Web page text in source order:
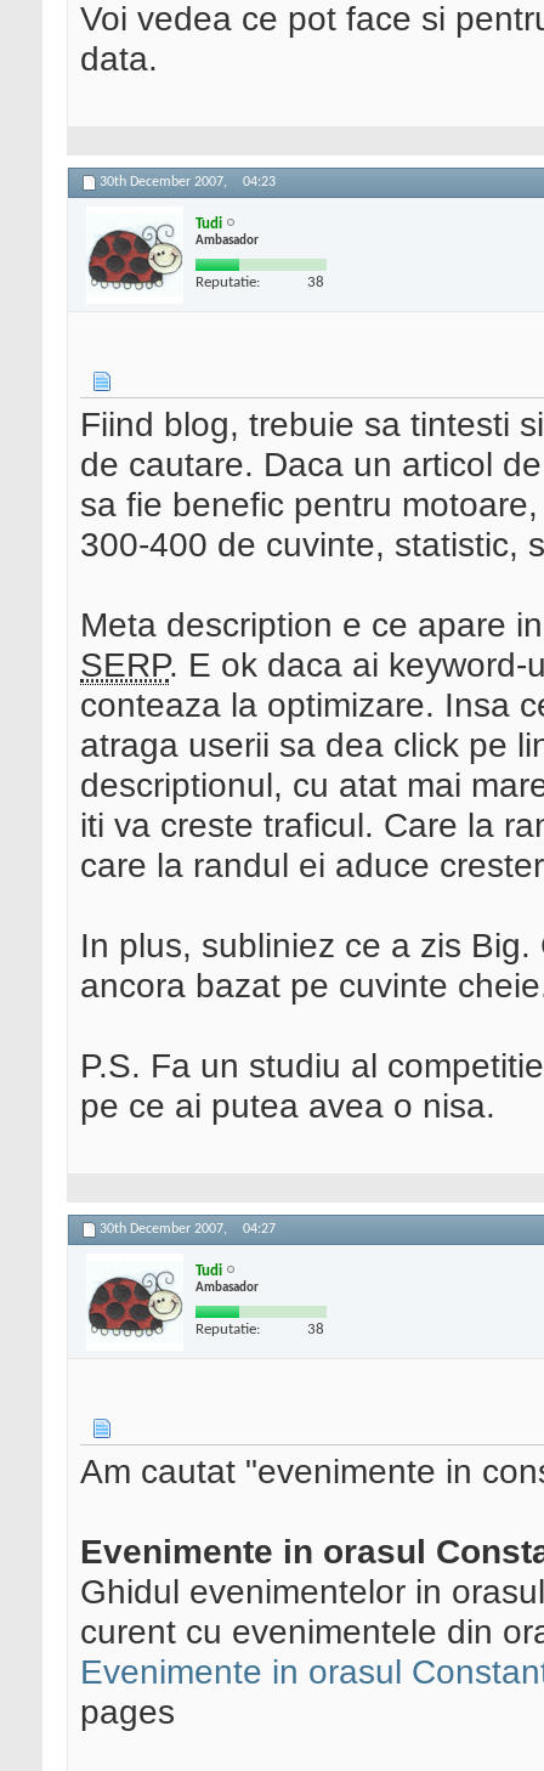
Voi vedea ce pot face si
data.
30th December 2007, 04:23
Tudi
Ambasador
Reputatie: 38
Fiind blog, trebuie sa tintesti
de cautare. Daca un articol
sa fie benefic pentru
300-400 de cuvinte, statistic,
Meta description e ce apare
SERP. E ok daca ai keyword-
conteaza la optimizare. Insa
atraga userii sa dea click pe
descriptionul, cu atat mai
iti va creste traficul. Care la
care la randul ei aduce
In plus, subliniez ce a zis
ancora bazat pe cuvinte
P.S. Fa un studiu al
pe ce ai putea avea o nisa.
30th December 2007, 04:27
Tudi
Ambasador
Reputatie: 38
Am cautat "evenimente in
Evenimente in orasul
Ghidul evenimentelor in
curent cu evenimentele din
Evenimente in orasul
pages